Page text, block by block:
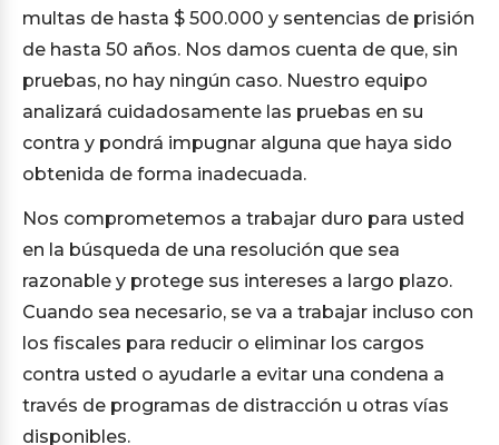
multas de hasta $ 500.000 y sentencias de prisión
de hasta 50 años. Nos damos cuenta de que, sin
pruebas, no hay ningún caso. Nuestro equipo
analizará cuidadosamente las pruebas en su
contra y pondrá impugnar alguna que haya sido
obtenida de forma inadecuada.
Nos comprometemos a trabajar duro para usted
en la búsqueda de una resolución que sea
razonable y protege sus intereses a largo plazo.
Cuando sea necesario, se va a trabajar incluso con
los fiscales para reducir o eliminar los cargos
contra usted o ayudarle a evitar una condena a
través de programas de distracción u otras vías
disponibles.